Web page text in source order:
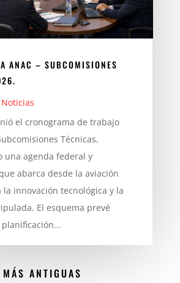
ANAC – SUBCOMISIONES
Noticias
el cronograma de trabajo
Técnicas,
una agenda federal y
abarca desde la aviación
la innovación tecnológica y la
El esquema prevé
ANTIGUAS